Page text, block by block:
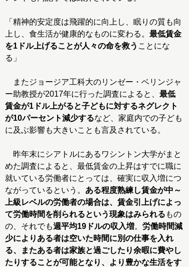
「精神的安定度は飛躍的に向上し、眠りの質も向
上し、食生活が健康的なものに変わる。 最低賃金
を1ドル上げることが人々の命を救う ことにな
る」
またジョージア工科大のリンゼー・ベリンジャ
ー助教授が2017年に行った調査によると、 最低
賃金が1ドル上がると子どもに対するネグレクト
が10パーセント減少するなど、家庭内での子ども
に及ぶ影響も大きいことも言及されている。
昨年末にシアトルにあるワシントン大学がまと
めた調査によると、最低賃金の上昇はすでに職に
就いている労働者にとっては、確実に収入増につ
ながっているという。 ある程度熟練し賃金が中～
上級レベルの労働者の場合は、賃金引上げによっ
て労働時間を削られるという現象はみられる もの
の、それでも週平均19ドルの収入増。 労働時間減
少によりある者は空いた時間に別の仕事を入れ
る、またある者は家族と過ごしたり余暇に費やし
たりすることが可能となり、より豊かな生活をす